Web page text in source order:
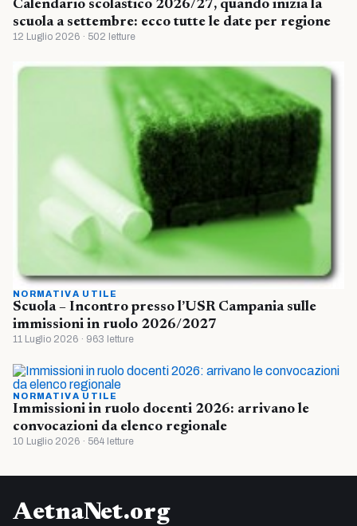
Calendario scolastico 2026/27, quando inizia la
scuola a settembre: ecco tutte le date per regione
12 Luglio 2026 · 502 letture
NORMATIVA UTILE
Scuola – Incontro presso l’USR Campania sulle
immissioni in ruolo 2026/2027
11 Luglio 2026 · 963 letture
NORMATIVA UTILE
Immissioni in ruolo docenti 2026: arrivano le
convocazioni da elenco regionale
10 Luglio 2026 · 564 letture
AetnaNet.org